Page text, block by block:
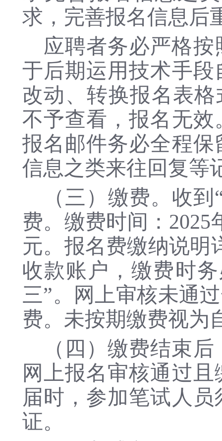
求，完善报名信息后
应聘者务必严格
于后期运用技术手
改动、转换报名表
不予查看，报名无
报名邮件务必全程
信息之类来往回复等
（三）缴费。收到
费。缴费时间：2025
元。报名费缴纳说明
收款账户，缴费时
三”。网上审核未通
费。未按期缴费视为
（四）缴费结束
网上报名审核通过
届时，参加笔试人
证。